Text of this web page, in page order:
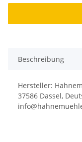
Beschreibung
Hersteller:
37586 Dassel,